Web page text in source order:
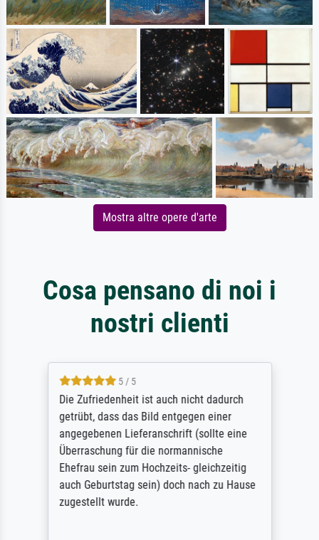
Mostra altre opere d'arte
Cosa pensano di noi i
nostri clienti
5 / 5
Die Zufriedenheit ist auch nicht dadurch
getrübt, dass das Bild entgegen einer
angegebenen Lieferanschrift (sollte eine
Überraschung für die normannische
Ehefrau sein zum Hochzeits- gleichzeitig
auch Geburtstag sein) doch nach zu Hause
zugestellt wurde.